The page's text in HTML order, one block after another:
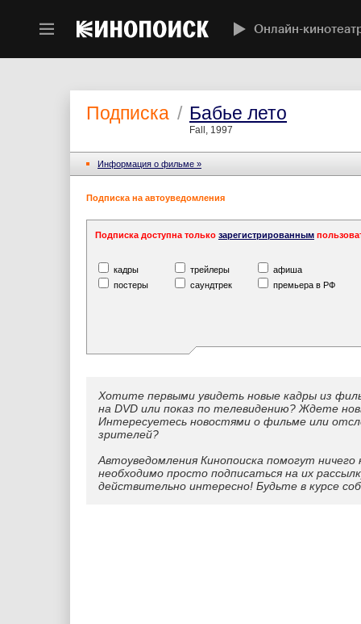
Онлайн-
Подписка / Бабье лето
Fall, 1997
Информация o фильме »
Подписка на автоуведомления
Подписка доступна только зарегистрированным
кадры трейлеры
афиша
постеры
саундтрек премьера в РФ
Хотите первыми увидеть новые кадры из
на DVD или показ по телевидению? Ждете
Интересуетесь новостями о фильме или
зрителей?
Автоуведомления Кинопоиска помогут
необходимо просто подписаться на их
действительно интересно! Будьте в курсе